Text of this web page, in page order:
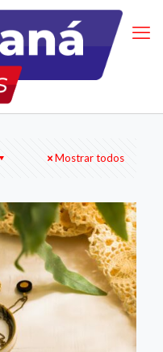
Mostrar todos